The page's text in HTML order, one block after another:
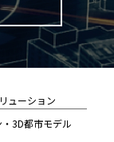
ューション
3D都市モデル